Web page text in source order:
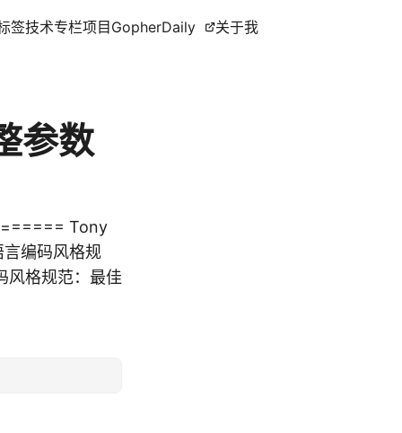
签技术专栏项目 GopherDaily 关于我
参数
Tony
编码风格规
风格规范：最佳